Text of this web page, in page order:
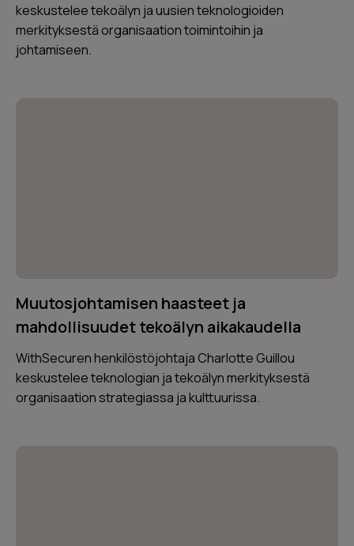
keskustelee tekoälyn ja uusien teknologioiden
merkityksestä organisaation toimintoihin ja
johtamiseen.
Muutosjohtamisen haasteet ja
mahdollisuudet tekoälyn aikakaudella
WithSecuren henkilöstöjohtaja Charlotte Guillou
keskustelee teknologian ja tekoälyn merkityksestä
organisaation strategiassa ja kulttuurissa.